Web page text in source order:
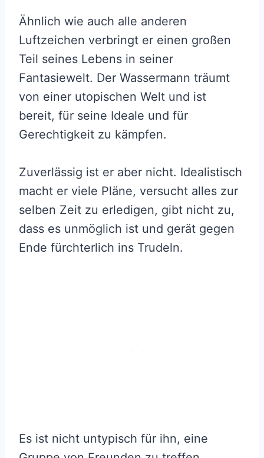
Ähnlich wie auch alle anderen
Luftzeichen verbringt er einen großen
Teil seines Lebens in seiner
Fantasiewelt. Der Wassermann träumt
von einer utopischen Welt und ist
bereit, für seine Ideale und für
Gerechtigkeit zu kämpfen.
Zuverlässig ist er aber nicht. Idealistisch
macht er viele Pläne, versucht alles zur
selben Zeit zu erledigen, gibt nicht zu,
dass es unmöglich ist und gerät gegen
Ende fürchterlich ins Trudeln.
Es ist nicht untypisch für ihn, eine